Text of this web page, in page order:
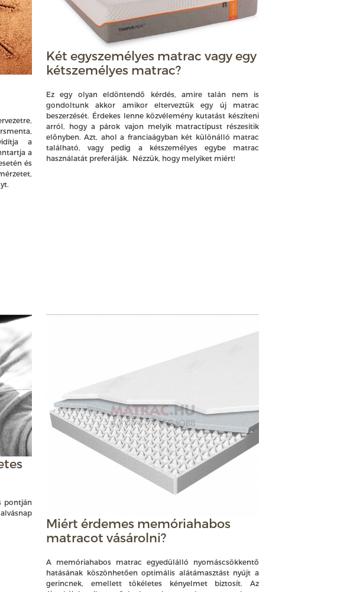
a
a
és
Két egyszemélyes matrac vagy egy
kétszemélyes matrac?
Ez egy olyan eldöntendő kérdés, amire talán nem is
gondoltunk akkor amikor elterveztük egy új matrac
beszerzését. Érdekes lenne közvélemény kutatást készíteni
arról, hogy a párok vajon melyik matractípust részesítik
előnyben. Azt, ahol a franciaágyban két különálló matrac
található, vagy pedig a kétszemélyes egybe matrac
használatát preferálják. Nézzük, hogy melyiket miért!
pontján
Miért érdemes memóriahabos
matracot vásárolni?
A memóriahabos matrac egyedülálló nyomáscsökkentő
hatásának köszönhetően optimális alátámasztást nyújt a
gerincnek, emellett tökéletes kényelmet biztosít. Az